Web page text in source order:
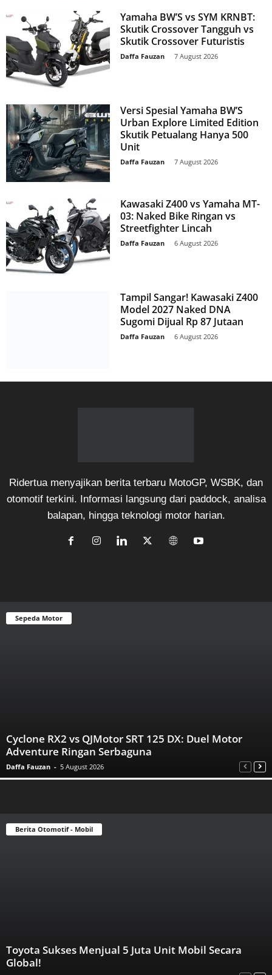
Yamaha BW’S vs SYM KRNBT:
Skutik Crossover Tangguh vs
Skutik Crossover Futuristis
Daffa Fauzan 7 August 2026
Versi Spesial Yamaha BW’S
Urban Explore Limited Edition
Skutik Petualang Hanya 500
Unit
Daffa Fauzan 7 August 2026
Kawasaki Z400 vs Yamaha MT-
03: Naked Bike Ringan vs
Streetfighter Lincah
Daffa Fauzan 6 August 2026
Tampil Sangar! Kawasaki Z400
Model 2027 Naked DNA
Sugomi Dijual Rp 87 Jutaan
Daffa Fauzan 6 August 2026
Ridertua menyajikan berita terbaru MotoGP, WSBK, dan
otomotif terkini. Informasi langsung dari paddock, analisa
balapan, hingga teknologi motor harian.
Sepeda Motor
Cyclone RX2 vs QJMotor SRT 125 DX: Duel Motor
Adventure Ringan Serbaguna
Daffa Fauzan - 5 August 2026
Berita Otomotif - Mobil
Toyota Sukses Menjual 5 Juta Unit Mobil Secara
Global!